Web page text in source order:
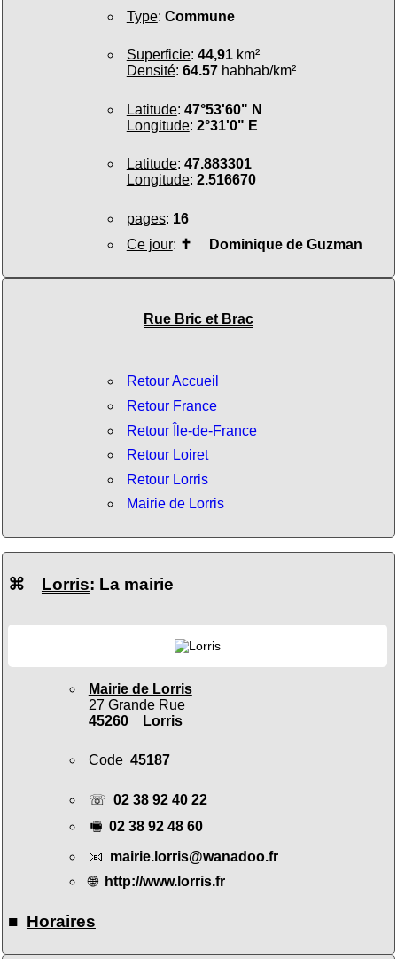
Type: Commune
Superficie: 44,91km²
Densité: 64.57habhab/km²
Latitude: 47°53'60" N
Longitude: 2°31'0" E
Latitude: 47.883301
Longitude: 2.516670
pages: 16
Ce jour: ✝ Dominique de Guzman
Rue Bric et Brac
Retour Accueil
Retour France
Retour Île-de-France
Retour Loiret
Retour Lorris
Mairie de Lorris
⌘ Lorris: La mairie
Mairie de Lorris
27 Grande Rue
45260 Lorris
Code 45187
☏ 02 38 92 40 22
🖷 02 38 92 48 60
📧 mairie.lorris@wanadoo.fr
🌐 http://www.lorris.fr
■ Horaires